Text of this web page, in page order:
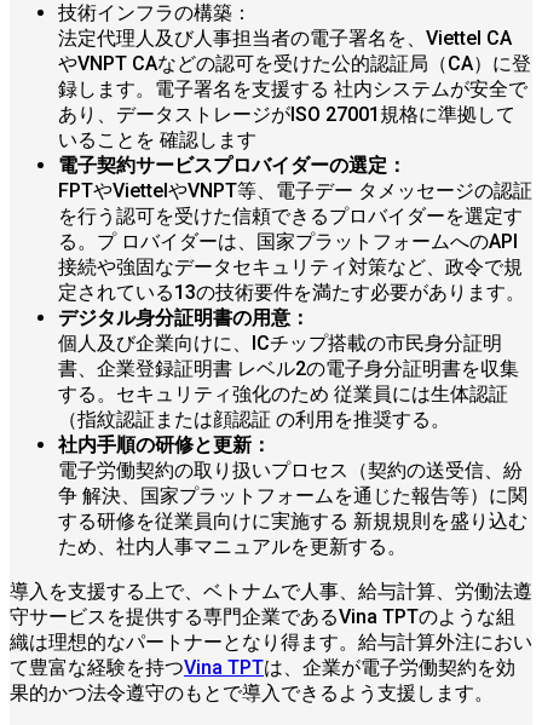
技術インフラの構築：
法定代理人及び人事担当者の電子署名を、Viettel CA
やVNPT CAなどの認可を受けた公的認証局（CA）に登
録します。電子署名を支援する 社内システムが安全で
あり、データストレージがISO 27001規格に準拠して
いることを 確認します
電子契約サービスプロバイダーの選定：
FPTやViettelやVNPT等、電子デー タメッセージの認証
を行う認可を受けた信頼できるプロバイダーを選定す
る。プ ロバイダーは、国家プラットフォームへのAPI
接続や強固なデータセキュリティ対策など、政令で規
定されている13の技術要件を満たす必要があります。
デジタル身分証明書の用意：
個人及び企業向けに、ICチップ搭載の市民身分証明
書、企業登録証明書 レベル2の電子身分証明書を収集
する。セキュリティ強化のため 従業員には生体認証
（指紋認証または顔認証 の利用を推奨する。
社内手順の研修と更新：
電子労働契約の取り扱いプロセス（契約の送受信、紛
争 解決、国家プラットフォームを通じた報告等）に関
する研修を従業員向けに実施する 新規規則を盛り込む
ため、社内人事マニュアルを更新する。
導入を支援する上で、ベトナムで人事、給与計算、労働法遵
守サービスを提供する専門企業であるVina TPTのような組
織は理想的なパートナーとなり得ます。給与計算外注におい
て豊富な経験を持つVina TPTは、企業が電子労働契約を効
果的かつ法令遵守のもとで導入できるよう支援します。